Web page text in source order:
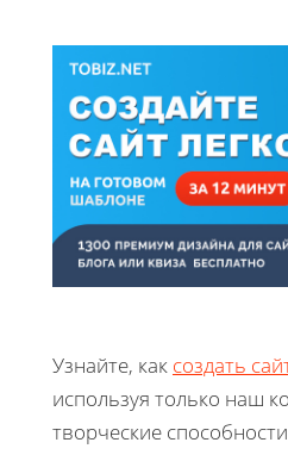
Узнайте, как создать
используя только наш
творческие